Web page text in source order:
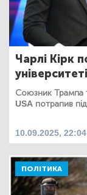
Чарлі Кірк
Союзник Трампа
USA потрапив
10.09.2025, 22:04
ПОЛІТИКА